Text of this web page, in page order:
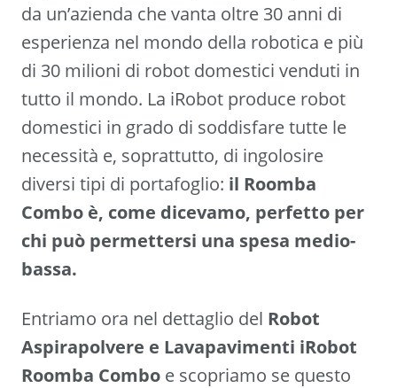
da un’azienda che vanta oltre 30 anni di
esperienza nel mondo della robotica e più
di 30 milioni di robot domestici venduti in
tutto il mondo. La iRobot produce robot
domestici in grado di soddisfare tutte le
necessità e, soprattutto, di ingolosire
diversi tipi di portafoglio: il Roomba
Combo è, come dicevamo, perfetto per
chi può permettersi una spesa medio-
bassa.
Entriamo ora nel dettaglio del Robot
Aspirapolvere e Lavapavimenti iRobot
Roomba Combo e scopriamo se questo